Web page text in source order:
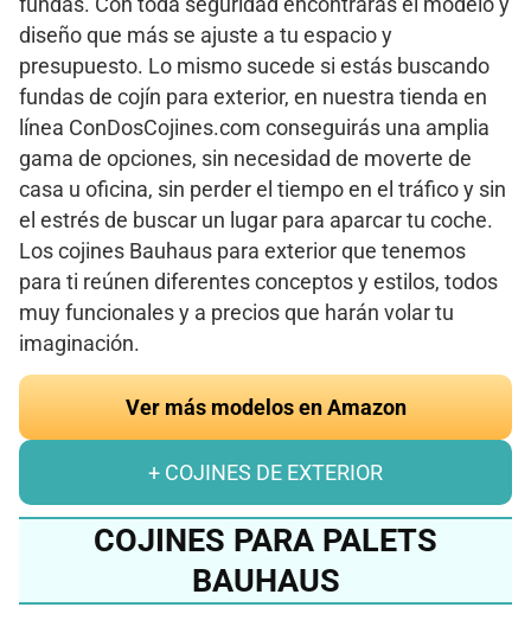
fundas. Con toda seguridad encontrarás el modelo y
diseño que más se ajuste a tu espacio y
presupuesto. Lo mismo sucede si estás buscando
fundas de cojín para exterior, en nuestra tienda en
línea ConDosCojines.com conseguirás una amplia
gama de opciones, sin necesidad de moverte de
casa u oficina, sin perder el tiempo en el tráfico y sin
el estrés de buscar un lugar para aparcar tu coche.
Los cojines Bauhaus para exterior que tenemos
para ti reúnen diferentes conceptos y estilos, todos
muy funcionales y a precios que harán volar tu
imaginación.
Ver más modelos en Amazon
+ COJINES DE EXTERIOR
COJINES PARA PALETS
BAUHAUS